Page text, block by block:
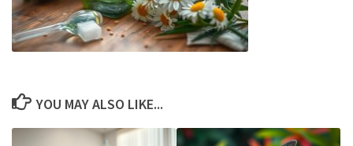
YOU MAY ALSO LIKE...